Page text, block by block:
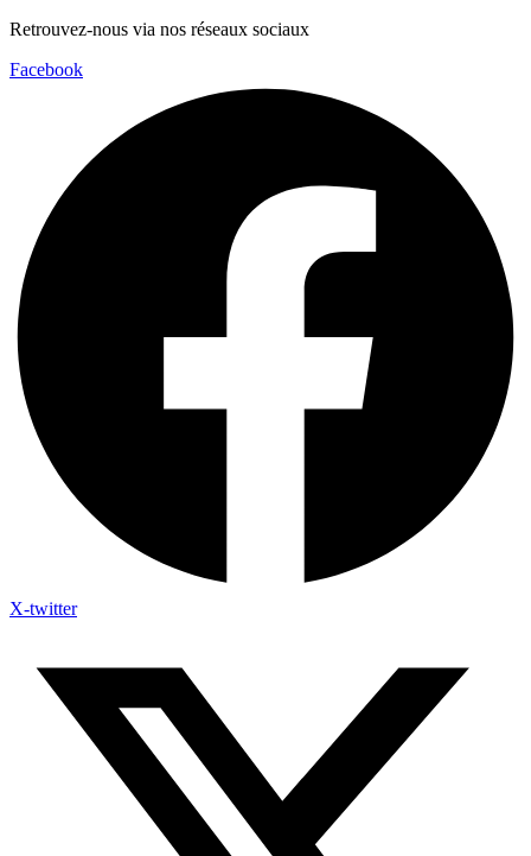
Aller
contenu
Retrouvez-nous via nos réseaux sociaux
Facebook
X-twitter